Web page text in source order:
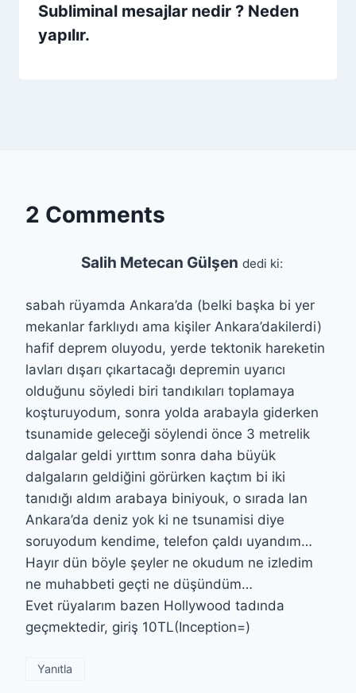
Subliminal mesajlar nedir ? Neden
yapılır.
2 Comments
Salih Metecan Gülşen dedi ki:
sabah rüyamda Ankara’da (belki başka bi yer
mekanlar farklıydı ama kişiler Ankara’dakilerdi)
hafif deprem oluyodu, yerde tektonik hareketin
lavları dışarı çıkartacağı depremin uyarıcı
olduğunu söyledi biri tandıkıları toplamaya
koşturuyodum, sonra yolda arabayla giderken
tsunamide geleceği söylendi önce 3 metrelik
dalgalar geldi yırttım sonra daha büyük
dalgaların geldiğini görürken kaçtım bi iki
tanıdığı aldım arabaya biniyouk, o sırada lan
Ankara’da deniz yok ki ne tsunamisi diye
soruyodum kendime, telefon çaldı uyandım…
Hayır dün böyle şeyler ne okudum ne izledim
ne muhabbeti geçti ne düşündüm…
Evet rüyalarım bazen Hollywood tadında
geçmektedir, giriş 10TL(Inception=)
Yanıtla